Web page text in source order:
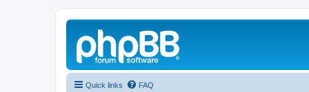
Quick links FAQ